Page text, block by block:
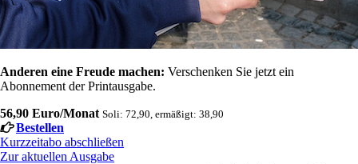
Anderen eine Freude machen: Verschenken Sie jetzt ein
Abonnement der Printausgabe.
56,90 Euro/Monat Soli: 72,90, ermäßigt: 38,90
Bestellen
Kurzzeitabo abschließen
Zur aktuellen Ausgabe